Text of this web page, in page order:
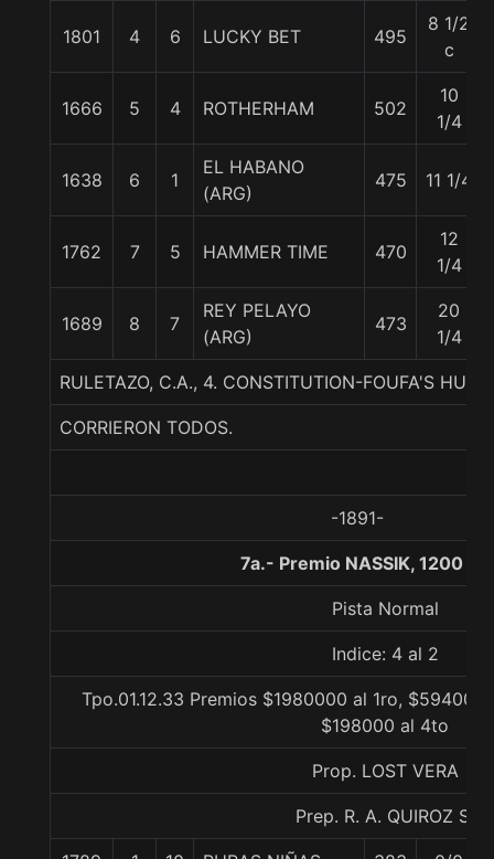
1801 4 6 LUCKY BET 495
8 1/2
c
1666 5 4 ROTHERHAM 502
10
1/4
1638 6 1
EL HABANO
(ARG)
475 11 1/4
1762 7 5 HAMMER TIME 470
12
1/4
1689 8 7
REY PELAYO
(ARG)
473
20
1/4
RULETAZO, C.A., 4. CONSTITUTION-FOUFA'S
CORRIERON TODOS.
-1891-
7a.- Premio NASSIK, 1200
Pista Normal
Indice: 4 al 2
Tpo.01.12.33 Premios $1980000 al 1ro,
$198000 al 4to
Prop. LOST VERA
Prep. R. A. QUIROZ S.